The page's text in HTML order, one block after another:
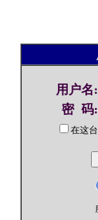
用户名:
密 码:
在这